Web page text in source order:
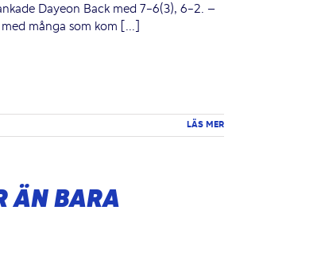
Dayeon Back med 7-6(3), 6-2. –
många som kom [...]
LÄS MER
ÄN BARA